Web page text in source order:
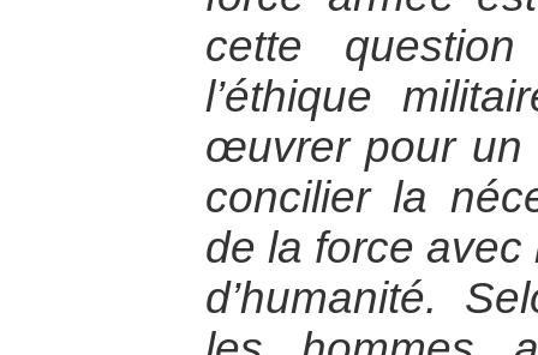
cette
l’éthique
œuvrer pour un
concilier la
de la force avec
d’humanité.